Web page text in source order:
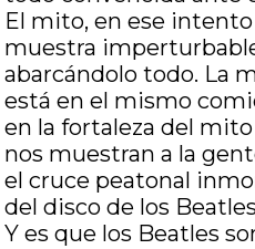
El mito, en ese
muestra
abarcándolo todo. La
está en el mismo
en la fortaleza del
nos muestran a la
el cruce peatonal
del disco de los
Y es que los Beatles